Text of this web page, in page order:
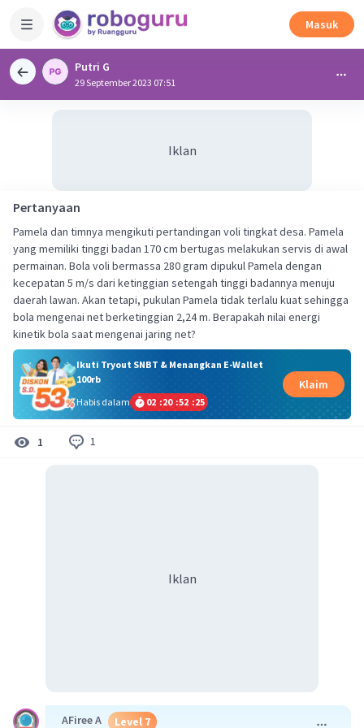
Masuk
Putri G
29 September 2023 07:51
Iklan
Pertanyaan
Pamela dan timnya mengikuti pertandingan voli tingkat desa. Pamela
yang memiliki tinggi badan 170 cm bertugas melakukan servis di awal
permainan. Bola voli bermassa 280 gram dipukul Pamela dengan
kecepatan 5 m/s dari ketinggian setengah tinggi badannya menuju
daerah lawan. Akan tetapi, pukulan Pamela tidak terlalu kuat sehingga
bola mengenai net berketinggian 2,24 m. Berapakah nilai energi
kinetik bola saat mengenai jaring net?
Ikuti Tryout SNBT & Menangkan E-Wallet
100rb
Habis dalam
02 :20 :52 :25
Klaim
1 1
Iklan
AFiree A Level 7